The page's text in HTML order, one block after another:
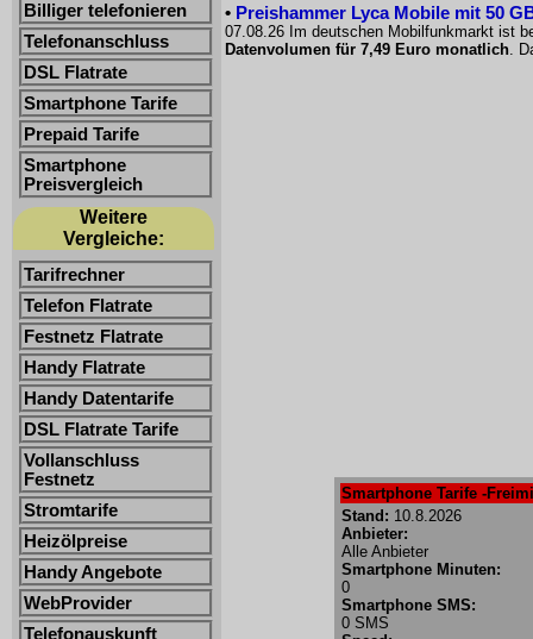
Billiger telefonieren
Telefonanschluss
DSL Flatrate
Smartphone Tarife
Prepaid Tarife
Smartphone
Preisvergleich
Weitere
Vergleiche:
Tarifrechner
Telefon Flatrate
Festnetz Flatrate
Handy Flatrate
Handy Datentarife
DSL Flatrate Tarife
Vollanschluss
Festnetz
Stromtarife
Heizölpreise
Handy Angebote
WebProvider
Telefonauskunft
• Preishammer Lyca Mobile mit 50
07.08.26 Im deutschen Mobilfunkmarkt ist
Datenvolumen für 7,49 Euro monatlich.
Smartphone Tarife -
Stand: 10.8.2026
Anbieter:
Alle Anbieter
Smartphone Minuten:
0
Smartphone SMS:
0 SMS